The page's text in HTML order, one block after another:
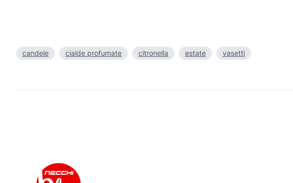
candele cialde profumate citronella estate vasetti